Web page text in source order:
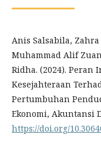
Anis Salsabila,
Muhammad Alif
Ridha. (2024). Peran
Kesejahteraan
Pertumbuhan
Ekonomi, Akuntansi
https://doi.org/